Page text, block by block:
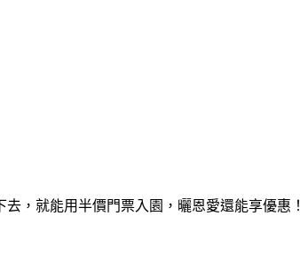
，就能用半價門票入園，曬恩愛還能享優惠！